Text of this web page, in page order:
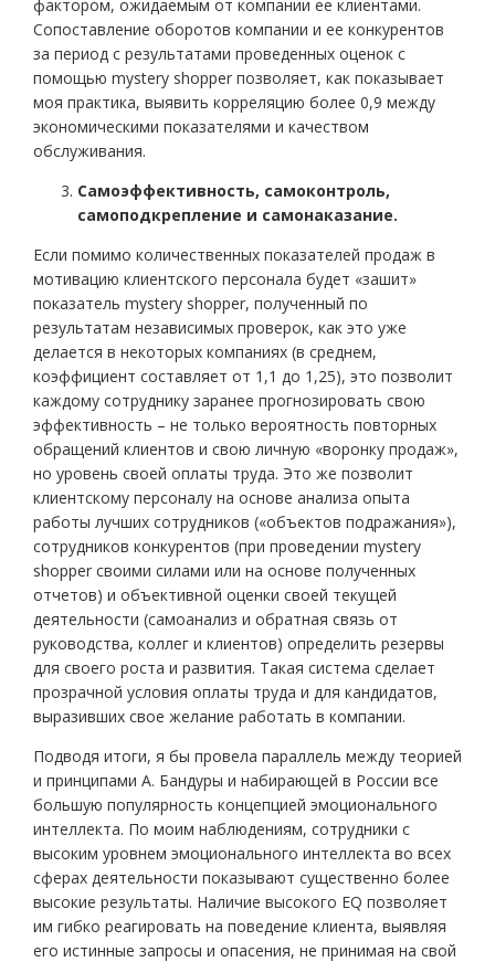
фактором, ожидаемым от компании ее клиентами.
Сопоставление оборотов компании и ее конкурентов
за период с результатами проведенных оценок с
помощью mystery shopper позволяет, как показывает
моя практика, выявить корреляцию более 0,9 между
экономическими показателями и качеством
обслуживания.
Самоэффективность, самоконтроль,
самоподкрепление и самонаказание.
Если помимо количественных показателей продаж в
мотивацию клиентского персонала будет «зашит»
показатель mystery shopper, полученный по
результатам независимых проверок, как это уже
делается в некоторых компаниях (в среднем,
коэффициент составляет от 1,1 до 1,25), это позволит
каждому сотруднику заранее прогнозировать свою
эффективность – не только вероятность повторных
обращений клиентов и свою личную «воронку продаж»,
но уровень своей оплаты труда. Это же позволит
клиентскому персоналу на основе анализа опыта
работы лучших сотрудников («объектов подражания»),
сотрудников конкурентов (при проведении mystery
shopper своими силами или на основе полученных
отчетов) и объективной оценки своей текущей
деятельности (самоанализ и обратная связь от
руководства, коллег и клиентов) определить резервы
для своего роста и развития. Такая система сделает
прозрачной условия оплаты труда и для кандидатов,
выразивших свое желание работать в компании.
Подводя итоги, я бы провела параллель между теорией
и принципами А. Бандуры и набирающей в России все
большую популярность концепцией эмоционального
интеллекта. По моим наблюдениям, сотрудники с
высоким уровнем эмоционального интеллекта во всех
сферах деятельности показывают существенно более
высокие результаты. Наличие высокого EQ позволяет
им гибко реагировать на поведение клиента, выявляя
его истинные запросы и опасения, не принимая на свой